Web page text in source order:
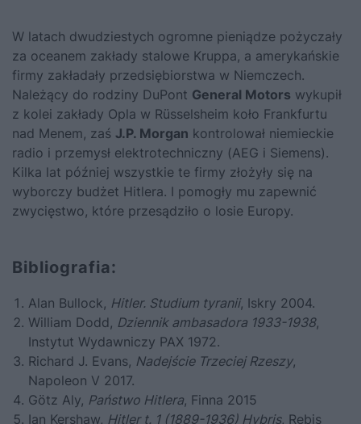
W latach dwudziestych ogromne pieniądze pożyczały
za oceanem zakłady stalowe Kruppa, a amerykańskie
firmy zakładały przedsiębiorstwa w Niemczech.
Należący do rodziny DuPont General Motors wykupił
z kolei zakłady Opla w Rüsselsheim koło Frankfurtu
nad Menem, zaś J.P. Morgan kontrolował niemieckie
radio i przemysł elektrotechniczny (AEG i Siemens).
Kilka lat później wszystkie te firmy złożyły się na
wyborczy budżet Hitlera. I pomogły mu zapewnić
zwycięstwo, które przesądziło o losie Europy.
Bibliografia:
Alan Bullock, Hitler. Studium tyranii, Iskry 2004.
William Dodd, Dziennik ambasadora 1933-1938,
Instytut Wydawniczy PAX 1972.
Richard J. Evans, Nadejście Trzeciej Rzeszy,
Napoleon V 2017.
Götz Aly, Państwo Hitlera, Finna 2015
Ian Kershaw, Hitler t. 1 (1889-1936) Hybris, Rebis